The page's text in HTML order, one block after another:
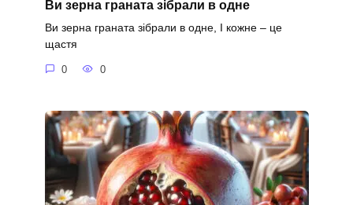
Ви зерна граната зібрали в одне
Ви зерна граната зібрали в одне, І кожне – це
щастя
0 0